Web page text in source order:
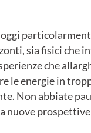
sia fisici che
che
le energie in
Non abbiate
nuove